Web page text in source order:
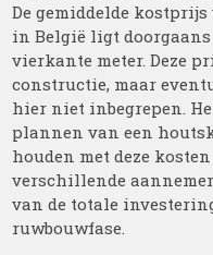
De gemiddelde
in België ligt doorgaans
vierkante meter. Deze
constructie, maar
hier niet inbegrepen.
plannen van een
houden met deze
verschillende
van de totale
ruwbouwfase.